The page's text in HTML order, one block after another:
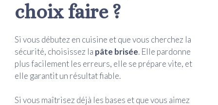
choix faire ?
Si vous débutez en cuisine et que vous cherchez la
sécurité, choisissez la pâte brisée. Elle pardonne
plus facilement les erreurs, elle se prépare vite, et
elle garantit un résultat fiable.
Si vous maîtrisez déjà les bases et que vous aimez